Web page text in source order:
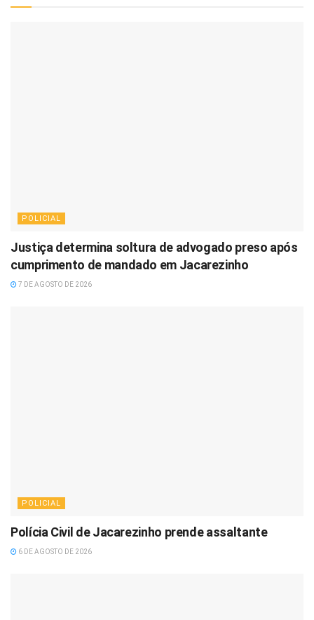
POLICIAL
Justiça determina soltura de advogado preso após
cumprimento de mandado em Jacarezinho
7 DE AGOSTO DE 2026
POLICIAL
Polícia Civil de Jacarezinho prende assaltante
6 DE AGOSTO DE 2026